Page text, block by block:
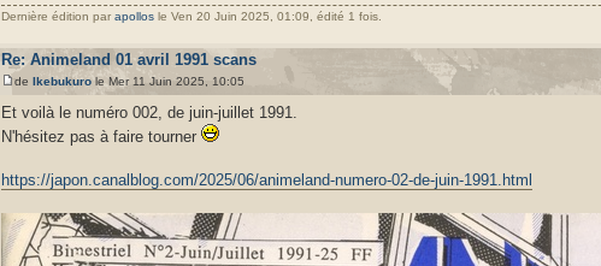
Dernière édition par apollos le Ven 20 Juin 2025, 01:09, édité 1 fois.
Re: Animeland 01 avril 1991 scans
de Ikebukuro le Mer 11 Juin 2025, 10:05
Et voilà le numéro 002, de juin-juillet 1991.
N'hésitez pas à faire tourner
https://japon.canalblog.com/2025/06/animeland-numero-02-de-juin-1991.html